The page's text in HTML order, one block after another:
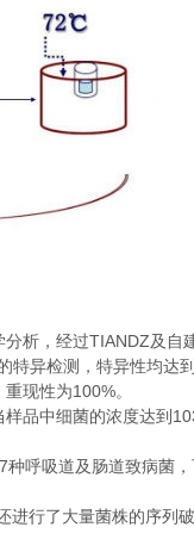
分析，经过TIANDZ及自
特异检测，特异性均达到
重现性为100%。
品中细菌的浓度达到
种呼吸道及肠道致病菌
进行了大量菌株的序列